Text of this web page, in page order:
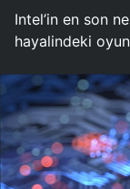
Intel’in en son
hayalindeki